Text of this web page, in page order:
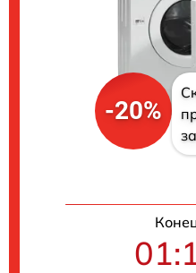
-20%